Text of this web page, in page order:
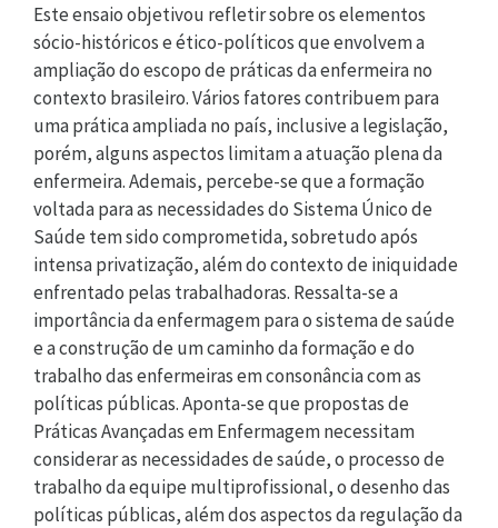
Este ensaio objetivou refletir sobre os elementos
sócio-históricos e ético-políticos que envolvem a
ampliação do escopo de práticas da enfermeira no
contexto brasileiro. Vários fatores contribuem para
uma prática ampliada no país, inclusive a legislação,
porém, alguns aspectos limitam a atuação plena da
enfermeira. Ademais, percebe-se que a formação
voltada para as necessidades do Sistema Único de
Saúde tem sido comprometida, sobretudo após
intensa privatização, além do contexto de iniquidade
enfrentado pelas trabalhadoras. Ressalta-se a
importância da enfermagem para o sistema de saúde
e a construção de um caminho da formação e do
trabalho das enfermeiras em consonância com as
políticas públicas. Aponta-se que propostas de
Práticas Avançadas em Enfermagem necessitam
considerar as necessidades de saúde, o processo de
trabalho da equipe multiprofissional, o desenho das
políticas públicas, além dos aspectos da regulação da